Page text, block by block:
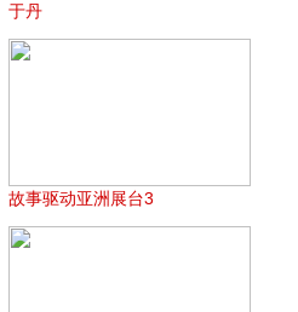
于丹
故事驱动亚洲展台3